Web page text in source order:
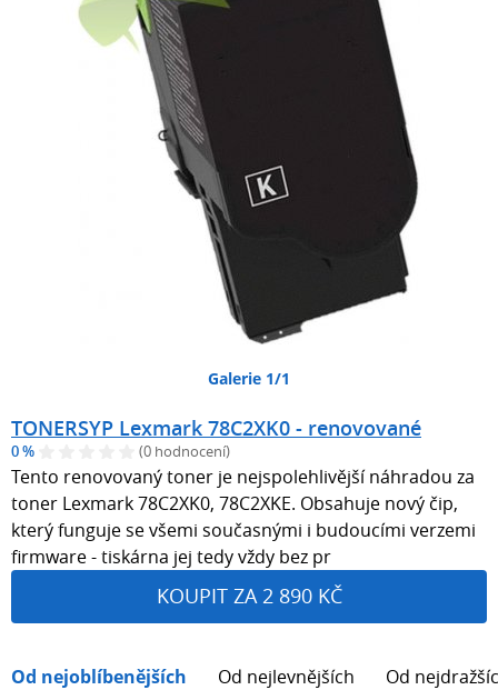
Galerie 1/1
TONERSYP Lexmark 78C2XK0 - renovované
0 % (0 hodnocení)
Tento renovovaný toner je nejspolehlivější náhradou za
toner Lexmark 78C2XK0, 78C2XKE. Obsahuje nový čip,
který funguje se všemi současnými i budoucími verzemi
firmware - tiskárna jej tedy vždy bez pr
KOUPIT ZA 2 890 KČ
Od nejoblíbenějších Od nejlevnějších Od